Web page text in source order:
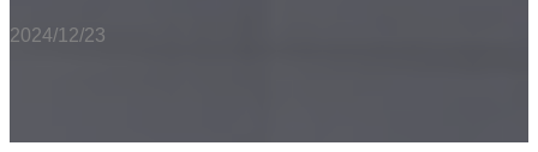
2024/12/23